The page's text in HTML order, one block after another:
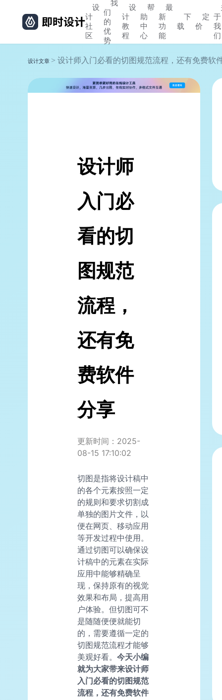
设
计
社
区
我
们
的
优
势
设
计
教
程
帮
助
中
心
最
新
功
能
下
载
定
价
于
我
们
设计文章 > 设计师入门必看的切图规范流程，还有免费软
设计师
入门必
看的切
图规范
流程，
还有免
费软件
分享
更新时间：2025-
08-15 17:10:02
切图是指将设计稿中
的各个元素按照一定
的规则和要求切割成
单独的图片文件，以
便在网页、移动应用
等开发过程中使用。
通过切图可以确保设
计稿中的元素在实际
应用中能够精确呈
现，保持原有的视觉
效果和布局，提高用
户体验。但切图可不
是随随便便就能切
的，需要遵循一定的
切图规范流程才能够
美观好看。 今天小编
就为大家带来设计师
入门必看的切图规范
流程，还有免费软件